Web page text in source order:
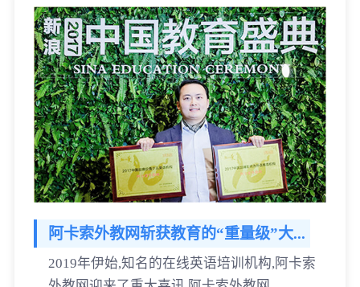
阿卡索外教网斩获教育的“重量级”大...
2019年伊始,知名的在线英语培训机构,阿卡索